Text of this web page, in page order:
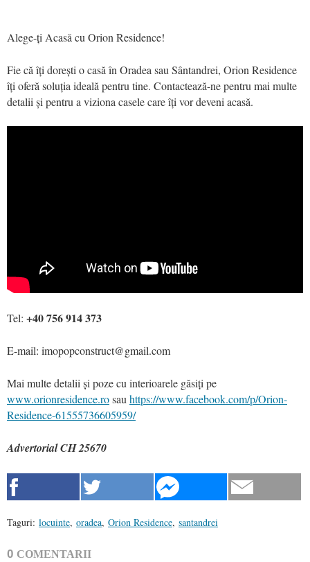
Alege-ți Acasă cu Orion Residence!
Fie că îți dorești o casă în Oradea sau Sântandrei, Orion Residence
îți oferă soluția ideală pentru tine. Contactează-ne pentru mai multe
detalii și pentru a viziona casele care îți vor deveni acasă.
Tel: +40 756 914 373
E-mail: imopopconstruct@gmail.com
Mai multe detalii și poze cu interioarele găsiți pe
www.orionresidence.rosauhttps://www.facebook.com/p/Orion-
Residence-61555736605959/
Advertorial CH 25670
Taguri: locuinte, oradea, Orion Residence, santandrei
0 COMENTARII